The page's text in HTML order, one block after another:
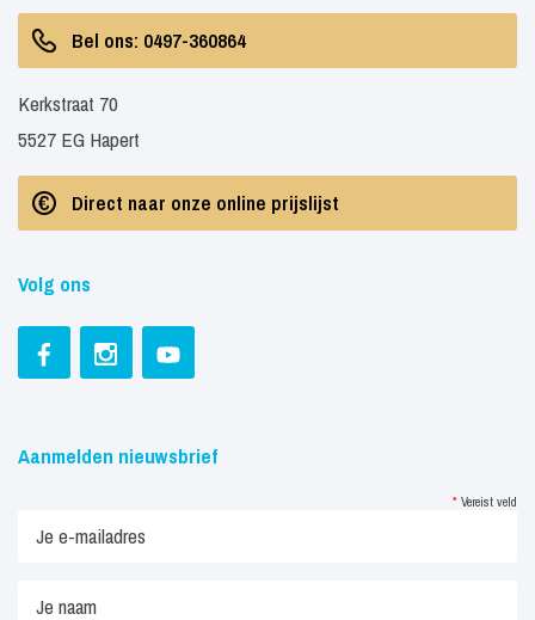
Bel ons: 0497-360864
Kerkstraat 70
5527 EG Hapert
Direct naar onze online prijslijst
Volg ons
Aanmelden nieuwsbrief
* Vereist veld